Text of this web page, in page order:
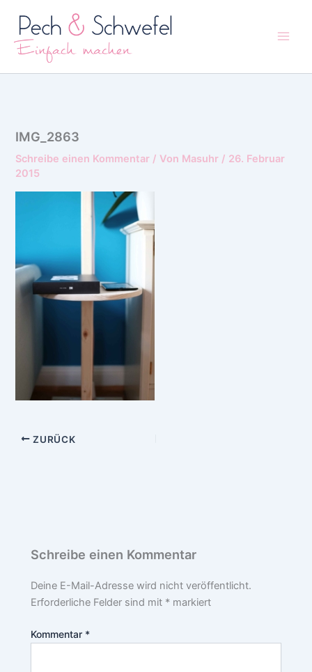
Inhalt
springen
IMG_2863
Schreibe einen Kommentar / Von Masuhr / 26. Februar
2015
ZURÜCK
Schreibe einen Kommentar
Deine E-Mail-Adresse wird nicht veröffentlicht.
Erforderliche Felder sind mit * markiert
Kommentar *